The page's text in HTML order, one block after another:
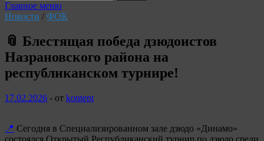
Главное меню
Новости / ФОК
📎 Блестящая победа дзюдоистов
Назрановского района на
республиканском турнире!
17.02.2026 - от kontent
📍 Сегодня в Специализированном зале дзюдо «Динамо»
состоялся Открытый Республиканский турнир по дзюдо среди